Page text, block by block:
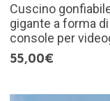
Cuscino
gigante a forma di
console per
55,00€